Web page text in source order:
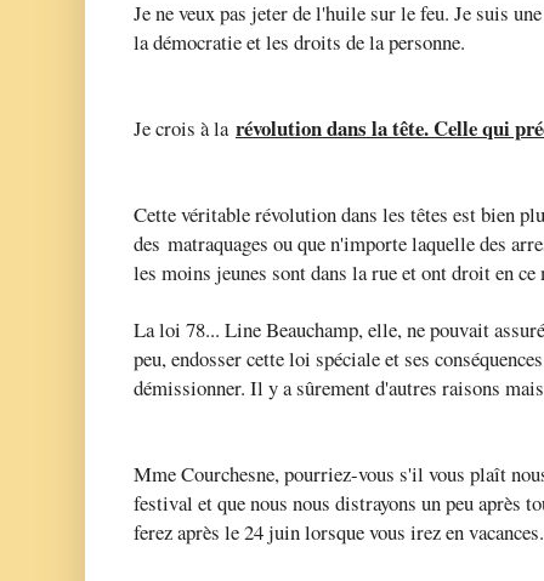
Je ne veux pas jeter de l'huile sur le feu. Je suis
la démocratie et les droits de la personne.
Je crois à la révolution dans la tête. Cellequi
Cette véritable révolution dans les têtes est bien
des matraquages ou que n'importe laquelle des
les moins jeunes sont dans la rue et ont droit en
La loi 78... Line Beauchamp, elle, ne pouvait
peu, endosser cette loi spéciale et ses
démissionner. Il y a sûrement d'autres raisons
Mme Courchesne, pourriez-vous s'il vous plaît
festival et que nous nous distrayons un peu après
ferez après le 24 juin lorsque vous irez en